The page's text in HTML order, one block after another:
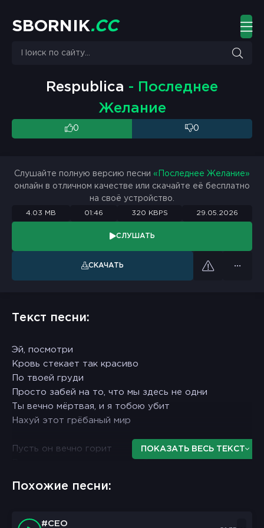
S BO R N K.CC
Respublica - Последнее
Желание
0 0
Слушайте полную версию песни «Последнее Желание»
онлайн в отличном качестве или скачайте её бесплатно
на своё устройство.
4.03 MB 01:46 320 KBPS 29.05.2026
СЛУШАТЬ
СКАЧАТЬ
Текст песни:
Эй, посмотри
Кровь стекает так красиво
По твоей груди
Просто забей на то, что мы здесь не одни
Ты вечно мёртвая, и я тобою убит
Нахуй этот грёбаный мир
Пусть он вечно горит
Подарю себе оружие и пару гвоздик
ПОКАЗАТЬ ВЕСЬ ТЕКСТ
Похожие песни:
#CEO